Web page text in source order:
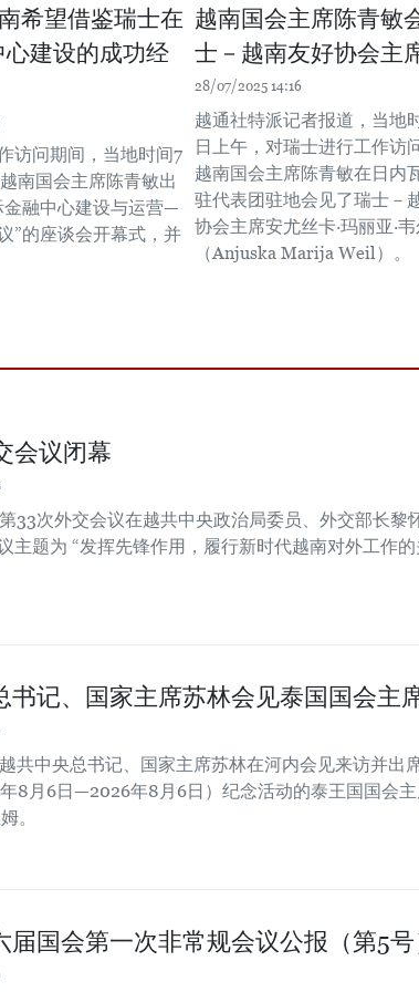
希望借鉴瑞士在
心建设的成功经
访问期间，当地时间7
南国会主席陈青敏出
金融中心建设与运营—
”的座谈会开幕式，并
越南国会主席陈青敏
士－越南友好协会主
28/07/2025 14:16
越通社特派记者报道，当地
日上午，对瑞士进行工作访
越南国会主席陈青敏在日内
驻代表团驻地会见了瑞士－
协会主席安尤丝卡·玛丽亚·
（Anjuska Marija Weil）。
会议闭幕
33次外交会议在越共中央政治局委员、外交部长黎
主题为 “发挥先锋作用，履行新时代越南对外工作
书记、国家主席苏林会见泰国国会主
共中央总书记、国家主席苏林在河内会见来访并出
8月6日—2026年8月6日）纪念活动的泰王国国会
。
届国会第一次非常规会议公报（第5号